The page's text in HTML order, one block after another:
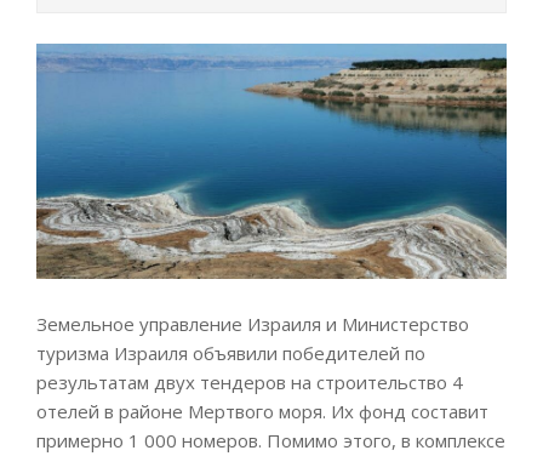
Земельное управление Израиля и Министерство
туризма Израиля объявили победителей по
результатам двух тендеров на строительство 4
отелей в районе Мертвого моря. Их фонд составит
примерно 1 000 номеров. Помимо этого, в комплексе